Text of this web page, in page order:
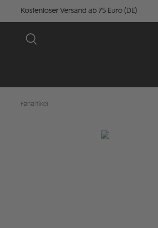
Kostenloser Versand ab 75 Euro (DE)
Fanartikel
Bildergalerie überspringen